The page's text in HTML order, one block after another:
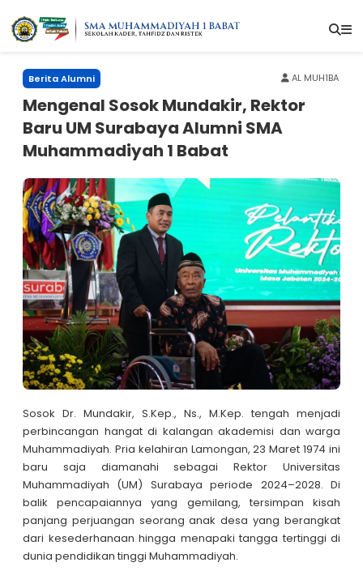
Berita Alumni
Mengenal Sosok Mundakir, Rektor
Baru UM Surabaya Alumni SMA
Muhammadiyah 1 Babat
Sosok Dr. Mundakir, S.Kep., Ns., M.Kep. tengah menjadi
perbincangan hangat di kalangan akademisi dan warga
Muhammadiyah. Pria kelahiran Lamongan, 23 Maret 1974 ini
baru saja diamanahi sebagai Rektor Universitas
Muhammadiyah (UM) Surabaya periode 2024–2028. Di
balik pencapaiannya yang gemilang, tersimpan kisah
panjang perjuangan seorang anak desa yang berangkat
dari kesederhanaan hingga menapaki tangga tertinggi di
dunia pendidikan tinggi Muhammadiyah.
AL MUH1BA